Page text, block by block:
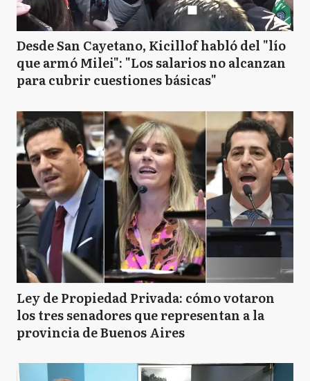
Desde San Cayetano, Kicillof habló del "lío
que armó Milei": "Los salarios no alcanzan
para cubrir cuestiones básicas"
Ley de Propiedad Privada: cómo votaron
los tres senadores que representan a la
provincia de Buenos Aires